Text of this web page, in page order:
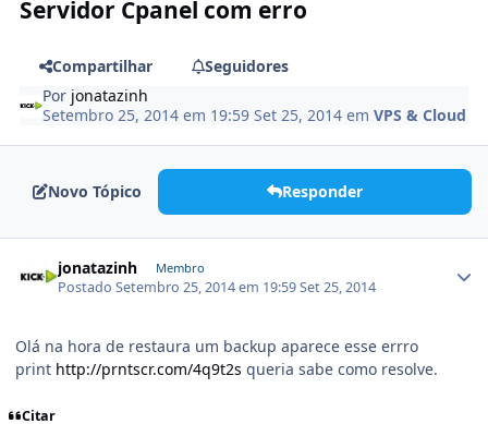
Servidor Cpanel com erro
Compartilhar
Seguidores
Por jonatazinh
Setembro 25, 2014 em 19:59Set 25, 2014 emVPS & Cloud
Novo Tópico Responder
jonatazinh Membro
PostadoSetembro 25, 2014 em 19:59Set 25, 2014
Olá na hora de restaura um backup aparece esse errro
print http://prntscr.com/4q9t2s queria sabe como resolve.
Citar